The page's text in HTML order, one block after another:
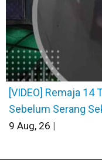
[VIDEO] Remaja 14
Sebelum Serang
9 Aug, 26 |